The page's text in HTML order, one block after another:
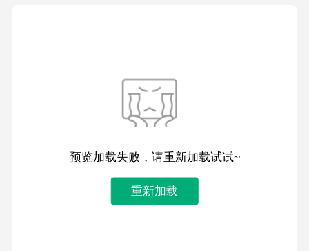
预览加载失败，请重新加载试试~
重新加载